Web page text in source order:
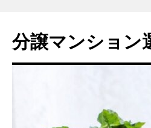
テ
ン
分譲マンション